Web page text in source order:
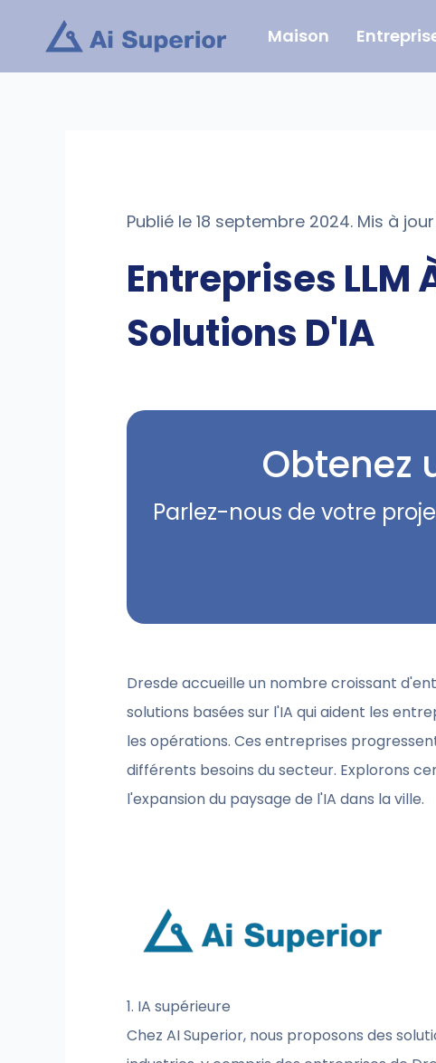
contenu
Maison
Publié le 18 septembre 2024. Mis à
Entreprises LLM
Solutions D'IA
Obtenez
Parlez-nous de votre
Dresde accueille un nombre croissant
solutions basées sur l'IA qui aident les
les opérations. Ces entreprises
différents besoins du secteur. Explorons
l'expansion du paysage de l'IA dans la ville.
1. IA supérieure
Chez AI Superior, nous proposons des